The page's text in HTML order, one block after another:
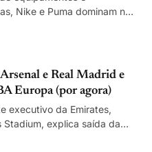
Nike e Puma dominam no
League em 2026/27
e Real Madrid e
Europa (por agora)
executivo da Emirates,
explica saída da
do projecto europeu